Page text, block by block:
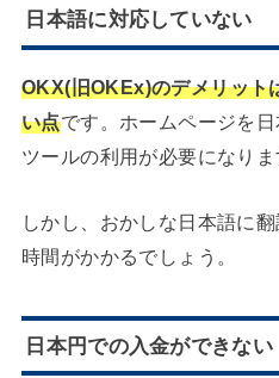
日本語に対応していない
OKX(旧OKEx)のデメリット
い点です。ホームページを
ツールの利用が必要になりま
しかし、おかしな日本語に
時間がかかるでしょう。
日本円での入金ができない